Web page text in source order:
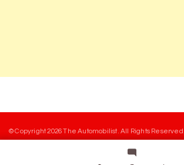
© Copyright 2026The Automobilist. All Rights Reserved.
Charte des commentaires